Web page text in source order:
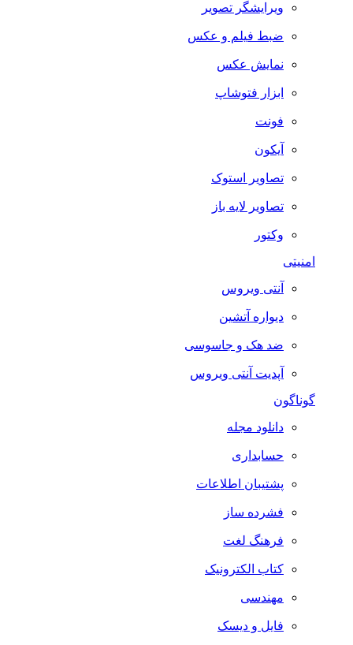
ویرایشگر تصویر
ضبط فيلم و عكس
نمایش عکس
ابزار فتوشاپ
فونت
آیکون
تصاویر استوک
تصاویر لایه باز
وکتور
امنیتی
آنتی ویروس
دیواره آتشین
ضد هک و جاسوسی
آپدیت آنتی ویروس
گوناگون
دانلود مجله
حسابداری
پشتیبان اطلاعات
فشرده ساز
فرهنگ لغت
کتاب الکترونیک
مهندسی
فایل و دیسک